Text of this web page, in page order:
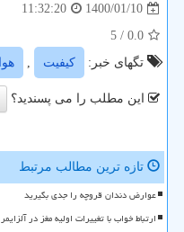
1400/01/10
11:32:20
0.0
/ 5
تگهای خبر:
كیفیت , هوا
این مطلب را می پسندید؟
تازه ترین مطالب مرتبط
عوارض دندان قروچه را جدی بگیرید
ارتباط خواب با تغییرات اولیه مغز در آلزایمر